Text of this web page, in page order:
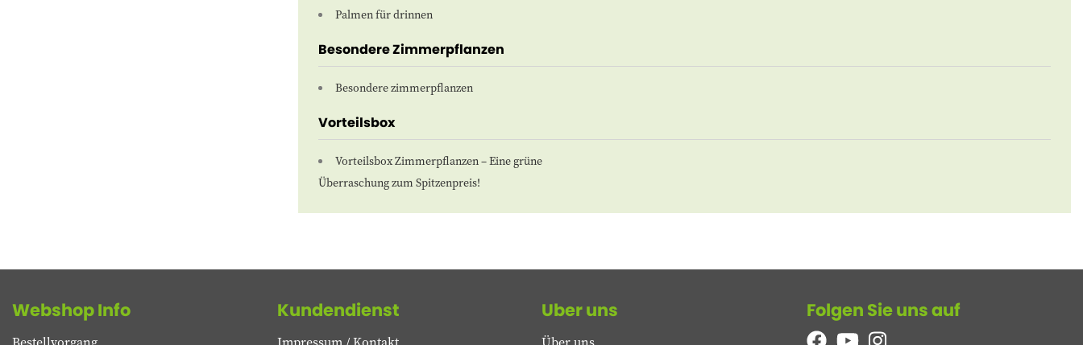
Palmen für drinnen
Besondere Zimmerpflanzen
Besondere zimmerpflanzen
Vorteilsbox
Vorteilsbox Zimmerpflanzen – Eine grüne
Überraschung zum Spitzenpreis!
Webshop Info Kundendienst Uber uns Folgen Sie uns auf